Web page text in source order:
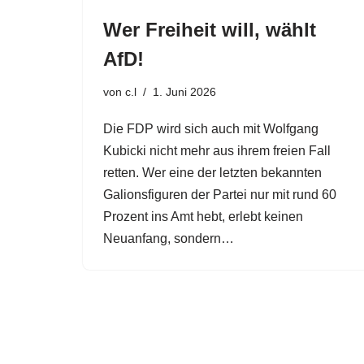
Wer Freiheit will, wählt
AfD!
von c.l 1. Juni 2026
Die FDP wird sich auch mit Wolfgang
Kubicki nicht mehr aus ihrem freien Fall
retten. Wer eine der letzten bekannten
Galionsfiguren der Partei nur mit rund 60
Prozent ins Amt hebt, erlebt keinen
Neuanfang, sondern…